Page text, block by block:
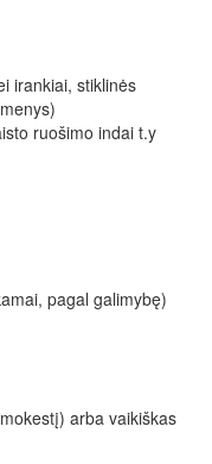
irankiai, stiklinės
ruošimo indai t.y
pagal galimybę)
arba vaikiškas